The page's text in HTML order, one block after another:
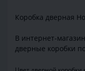
Коробка дверная
В интернет-
дверные коробки